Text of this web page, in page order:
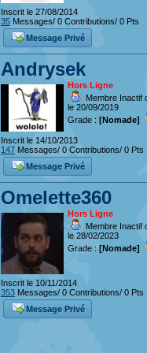
Inscrit le 27/08/2014
35 Messages/ 0 Contributions/ 0 Pts
Message Privé
Andrysek
Hors Ligne
Membre Inactif
le 20/09/2019
Grade : [Nomade]
Inscrit le 14/10/2013
147 Messages/ 0 Contributions/ 0 Pts
Message Privé
Omelette360
Hors Ligne
Membre Inactif
le 28/02/2023
Grade : [Nomade]
Inscrit le 10/11/2014
353 Messages/ 0 Contributions/ 0 Pts
Message Privé